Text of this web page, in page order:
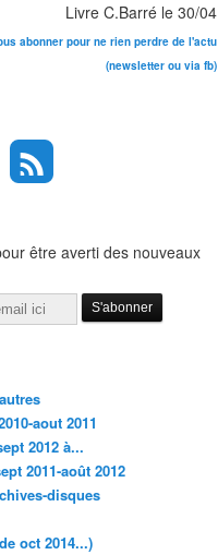
Livre C.Barré le 30/04
abonner pour ne rien perdre de l'actu
(newsletter ou via fb)
être averti des nouveaux
aout 2011
2012 à...
2011-août 2012
disques
oct 2014...)